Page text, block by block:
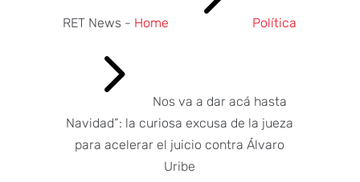
RET News - Home Política
5
Nos va a dar acá hasta
Navidad”: la curiosa excusa de la jueza
para acelerar el juicio contra Álvaro
Uribe